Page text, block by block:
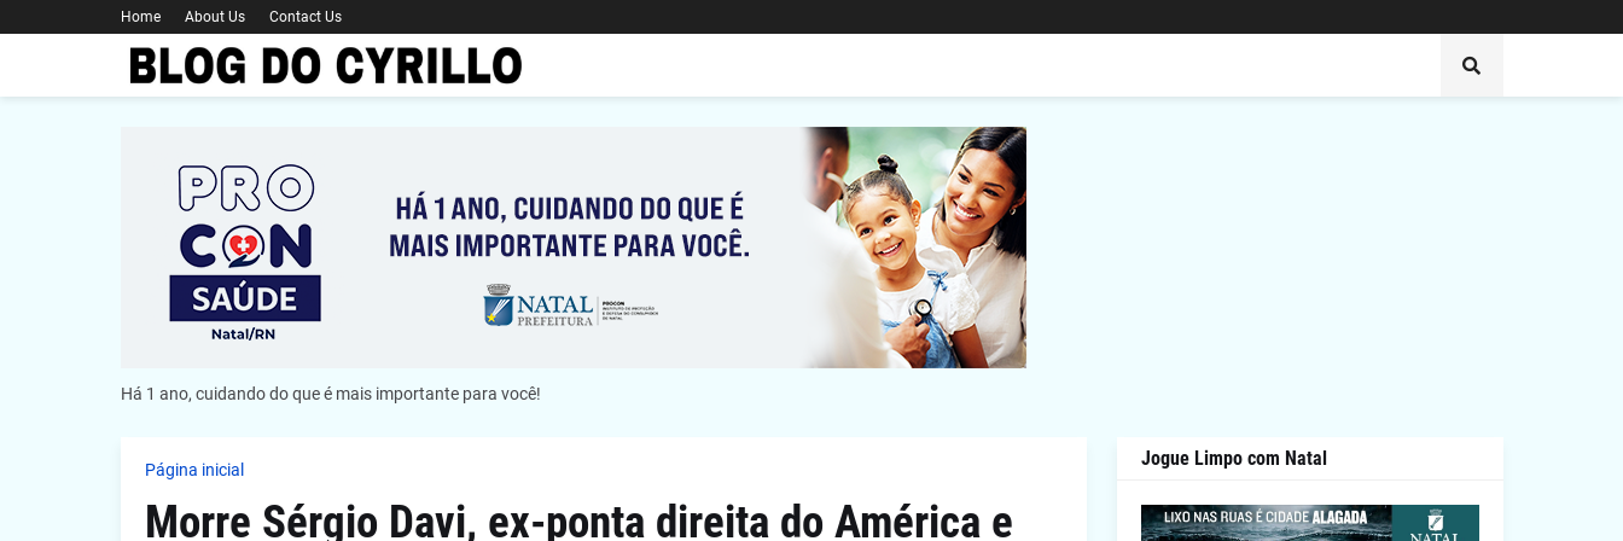
Home About Us Contact Us
Há 1 ano, cuidando do que é mais importante para você!
Página inicial
Morre Sérgio Davi, ex-ponta direita do América e
Jogue Limpo com Natal